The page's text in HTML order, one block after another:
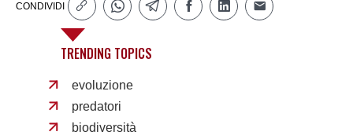
CONDIVIDI
TRENDING TOPICS
evoluzione
predatori
biodiversità